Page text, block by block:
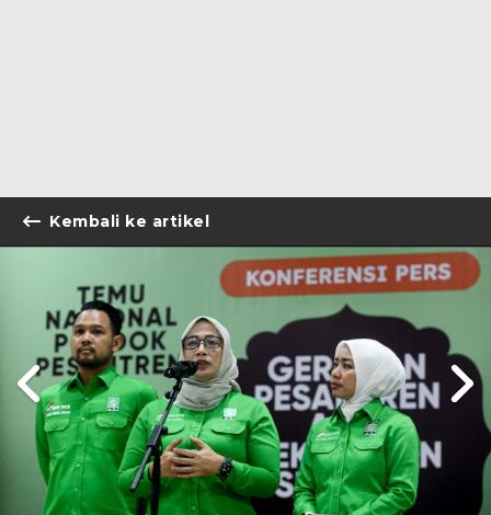
Kembali ke artikel